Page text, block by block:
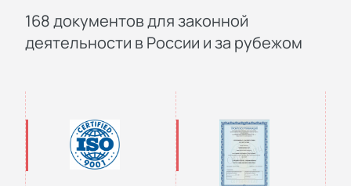
168 документов для законной
деятельности в России и за рубежом